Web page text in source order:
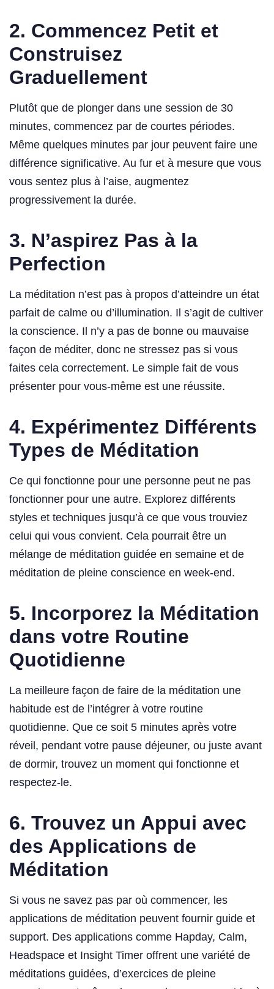
2. Commencez Petit et
Construisez
Graduellement
Plutôt que de plonger dans une session de 30
minutes, commencez par de courtes périodes.
Même quelques minutes par jour peuvent faire une
différence significative. Au fur et à mesure que vous
vous sentez plus à l’aise, augmentez
progressivement la durée.
3. N’aspirez Pas à la
Perfection
La méditation n’est pas à propos d’atteindre un état
parfait de calme ou d’illumination. Il s’agit de cultiver
la conscience. Il n’y a pas de bonne ou mauvaise
façon de méditer, donc ne stressez pas si vous
faites cela correctement. Le simple fait de vous
présenter pour vous-même est une réussite.
4. Expérimentez Différents
Types de Méditation
Ce qui fonctionne pour une personne peut ne pas
fonctionner pour une autre. Explorez différents
styles et techniques jusqu’à ce que vous trouviez
celui qui vous convient. Cela pourrait être un
mélange de méditation guidée en semaine et de
méditation de pleine conscience en week-end.
5. Incorporez la Méditation
dans votre Routine
Quotidienne
La meilleure façon de faire de la méditation une
habitude est de l’intégrer à votre routine
quotidienne. Que ce soit 5 minutes après votre
réveil, pendant votre pause déjeuner, ou juste avant
de dormir, trouvez un moment qui fonctionne et
respectez-le.
6. Trouvez un Appui avec
des Applications de
Méditation
Si vous ne savez pas par où commencer, les
applications de méditation peuvent fournir guide et
support. Des applications comme Hapday, Calm,
Headspace et Insight Timer offrent une variété de
méditations guidées, d’exercices de pleine